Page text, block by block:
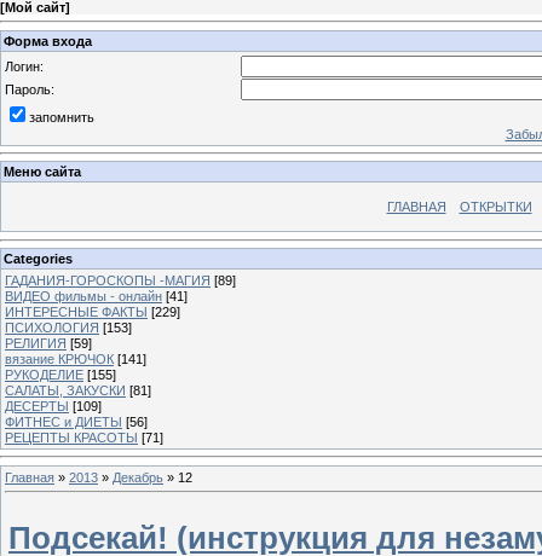
[Мой сайт]
Форма входа
Логин:
Пароль:
запомнить
Меню сайта
ГЛАВНАЯ ОТКРЫТКИ
Categories
ГАДАНИЯ-ГОРОСКОПЫ -МАГИЯ [89]
ВИДЕО фильмы - онлайн [41]
ИНТЕРЕСНЫЕ ФАКТЫ [229]
ПСИХОЛОГИЯ [153]
РЕЛИГИЯ [59]
вязание КРЮЧОК [141]
РУКОДЕЛИЕ [155]
САЛАТЫ, ЗАКУСКИ [81]
ДЕСЕРТЫ [109]
ФИТНЕС и ДИЕТЫ [56]
РЕЦЕПТЫ КРАСОТЫ [71]
Главная » 2013 » Декабрь » 12
Подсекай! (инструкция для